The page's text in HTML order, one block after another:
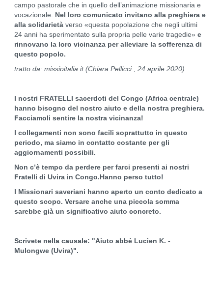
campo pastorale che in quello dell’animazione missionaria e
vocazionale. Nel loro comunicato invitano alla preghiera e
alla solidarietàverso «questa popolazione che negli ultimi
24 anni ha sperimentato sulla propria pelle varie tragedie» e
rinnovano la loro vicinanza per alleviare la sofferenza di
questo popolo.
tratto da: missioitalia.it (Chiara Pellicci , 24 aprile 2020)
I nostri FRATELLI sacerdoti del Congo (Africa centrale)
hanno bisogno del nostro aiuto e della nostra preghiera.
Facciamoli sentire la nostra vicinanza!
I collegamenti non sono facili soprattutto in questo
periodo, ma siamo in contatto costante per gli
aggiornamenti possibili.
Non c’è tempo da perdere per farci presenti ai nostri
Fratelli di Uvira in Congo.Hanno perso tutto!
I Missionari saveriani hanno aperto un conto dedicato a
questo scopo. Versare anche una piccola somma
sarebbe già un significativo aiuto concreto.
Scrivete nella causale: "Aiuto abbé Lucien K. -
Mulongwe (Uvira)".